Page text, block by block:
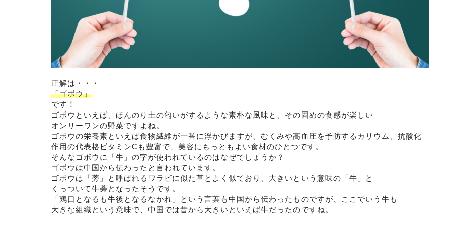
正解は・・・
「ゴボウ」
です！
ゴボウといえば、ほんのり土の匂いがするような素朴な風味と、その固めの食感が楽しい
オンリーワンの野菜ですよね。
ゴボウの栄養素といえば食物繊維が一番に浮かびますが、むくみや高血圧を予防するカリウム、抗酸化
作用の代表格ビタミンCも豊富で、美容にもっともよい食材のひとつです。
そんなゴボウに「牛」の字が使われているのはなぜでしょうか？
ゴボウは中国から伝わったと言われています。
ゴボウは「蒡」と呼ばれるワラビに似た草とよく似ており、大きいという意味の「牛」と
くっついて牛蒡となったそうです。
「鶏口となるも牛後となるなかれ」という言葉も中国から伝わったものですが、ここでいう牛も
大きな組織という意味で、中国では昔から大きいといえば牛だったのですね。